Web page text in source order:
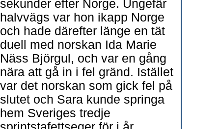
sekunder efter Norge. Ungefär
halvvägs var hon ikapp Norge
och hade därefter länge en tät
duell med norskan Ida Marie
Näss Björgul, och var en gång
nära att gå in i fel gränd. Istället
var det norskan som gick fel på
slutet och Sara kunde springa
hem Sveriges tredje